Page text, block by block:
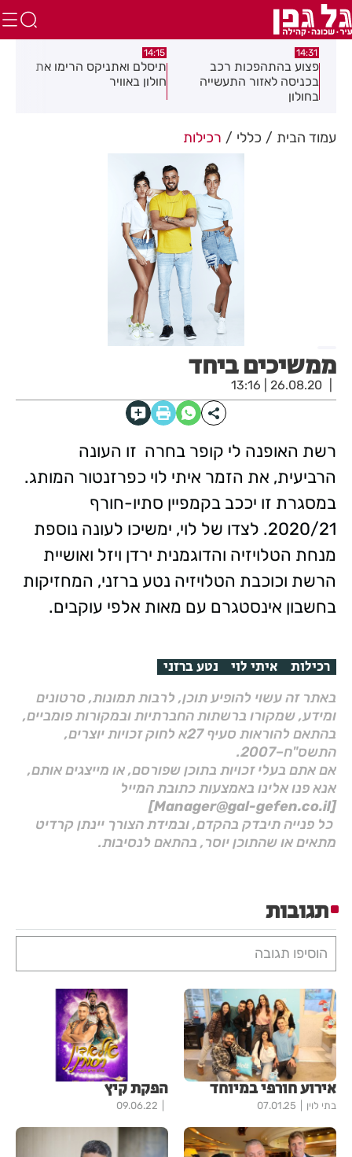
14:31
פצוע בהתהפכות רכב
בכניסה לאזור התעשייה
בחולון
14:15
תיסלם ואתניקס הרימו את
חולון באוויר
עמוד הבית כללי רכילות
ממשיכים ביחד
26.08.20 | 13:16
רשת האופנה לי קופר בחרה זו העונה
הרביעית, את הזמר איתי לוי כפרזנטור המותג.
במסגרת זו יככב בקמפיין סתיו-חורף
2020/21. לצדו של לוי, ימשיכו לעונה נוספת
מנחת הטלויזיה והדוגמנית ירדן ויזל ואושיית
הרשת וכוכבת הטלויזיה נטע ברזני, המחזיקות
בחשבון אינסטגרם עם מאות אלפי עוקבים.
רכילות איתי לוי נטע ברזני
באתר זה עשוי להופיע תוכן, לרבות תמונות, סרטונים
ומידע, שמקורו ברשתות החברתיות ובמקורות פומביים,
בהתאם להוראות סעיף 27א לחוק זכויות יוצרים,
התשס"ח–2007.
אם אתם בעלי זכויות בתוכן שפורסם, או מייצגים אותם,
אנא פנו אלינו באמצעות כתובת המייל
[Manager@gal-gefen.co.il]
כל פנייה תיבדק בהקדם, ובמידת הצורך יינתן קרדיט
מתאים או שהתוכן יוסר, בהתאם לנסיבות.
תגובות
הוסיפו תגובה
אירוע חורפי במיוחד
בתי לוין 07.01.25
הפקת קיץ
09.06.22